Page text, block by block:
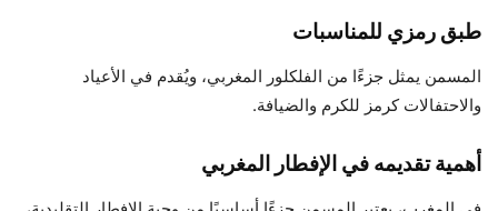
طبق رمزي للمناسبات
المسمن يمثل جزءًا من الفلكلور المغربي، ويُقدم في الأعياد
والاحتفالات كرمز للكرم والضيافة.
أهمية تقديمه في الإفطار المغربي